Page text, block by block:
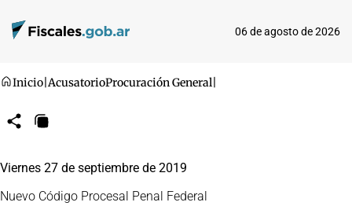
06 de agosto de 2026
Inicio AcusatorioProcuración General
CompartirCopiar
Viernes 27 de septiembre de 2019
Nuevo Código Procesal Penal Federal